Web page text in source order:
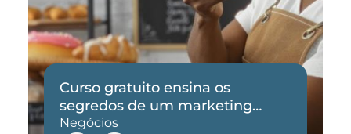
Curso gratuito ensina os
segredos de um marketing
eficaz
Negócios